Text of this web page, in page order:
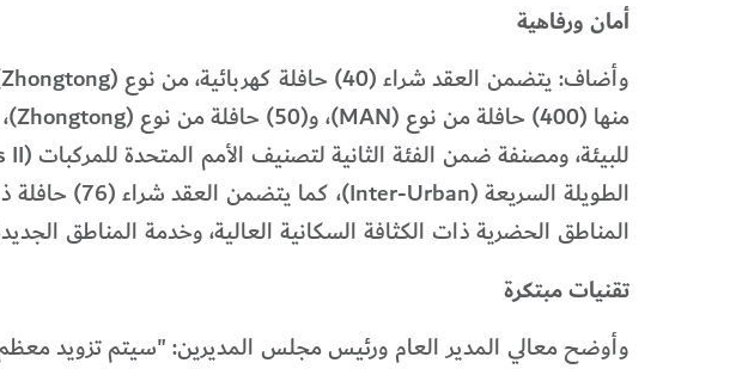
أمان ورفاهية
المناطق الحضرية ذات الكثافة السكانية العالية، وخدمة المناطق
تقنيات مبتكرة